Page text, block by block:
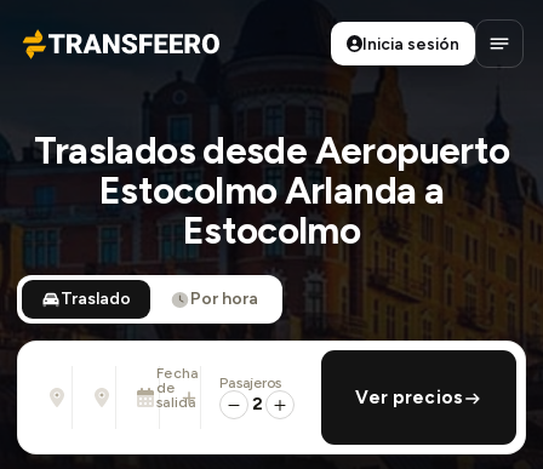
Transfeero
Inicia sesión
Abrir
Traslados desde Aeropuerto
Estocolmo Arlanda a
Estocolmo
Traslado Por hora
Desde
Dirección, aeropuerto, hotel, ...
Hasta
Dirección, aeropuerto, hotel, ...
Fecha
de
salida
Dom., 9 Ago. · 01:45 PM
añadir regreso
Pasajeros
2 Ver precios